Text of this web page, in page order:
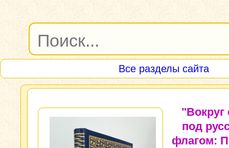
Все разделы сайта
"Вокруг
под
флагом: